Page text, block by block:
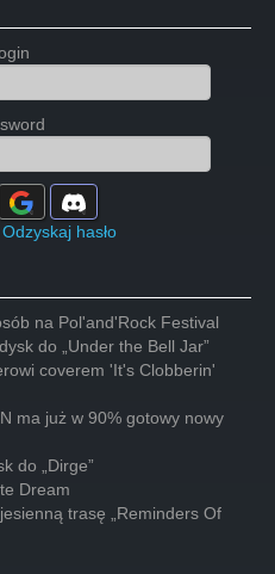
Odzyskaj hasło
na Pol'and'Rock Festival
do „Under the Bell Jar”
coverem 'It's Clobberin'
ma już w 90% gotowy nowy
do „Dirge”
Dream
trasę „Reminders Of